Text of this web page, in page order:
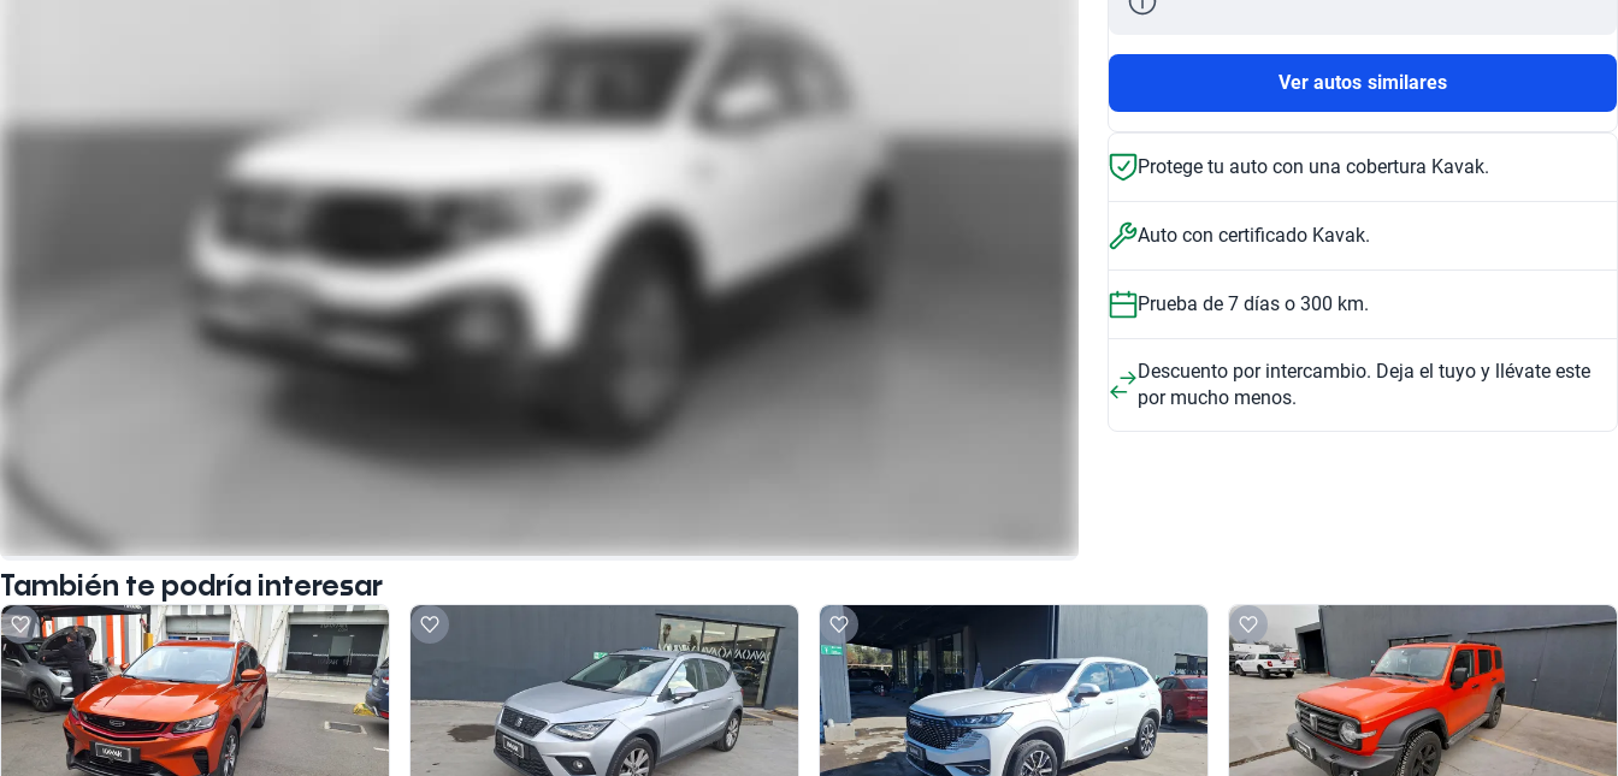
Ver autos similares
Protege tu auto con una cobertura Kavak.
Auto con certificado Kavak.
Prueba de 7 días o 300 km.
Descuento por intercambio. Deja el tuyo y llévate este
por mucho menos.
También te podría interesar